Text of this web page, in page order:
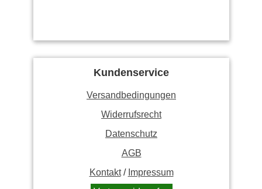
Kundenservice
Versandbedingungen
Widerrufsrecht
Datenschutz
AGB
Kontakt/ Impressum